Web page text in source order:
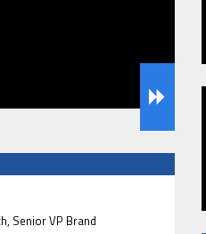
Senior VP Brand